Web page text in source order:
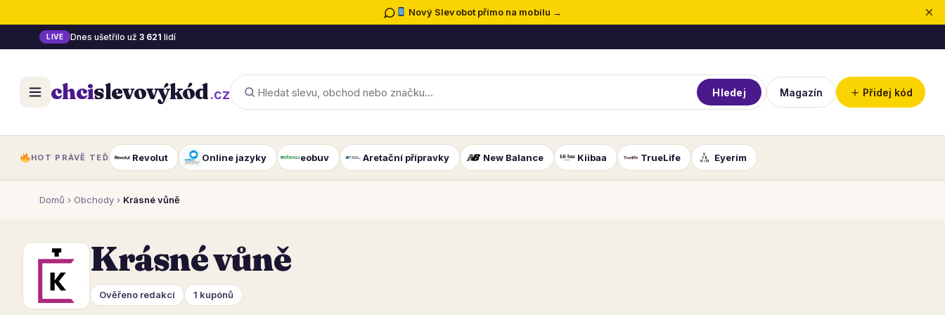
Nový Slevobot přímo na mobilu → ×
LIVE Dnes ušetřilo už 3 621 lidí
chcislevovýkód.cz Hledej Magazín ＋ Přidej kód
HOT PRÁVĚ TEĎ Revolut Online jazyky eobuv Aretační přípravky New Balance Kiibaa TrueLife Eyerim
Domů › Obchody › Krásné vůně
Krásné vůně
Ověřeno redakcí 1 kupónů